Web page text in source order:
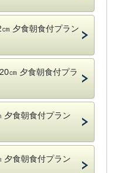
夕食朝食付プラン
㎝ 夕食朝食付プラ
夕食朝食付プラン
夕食朝食付プラン